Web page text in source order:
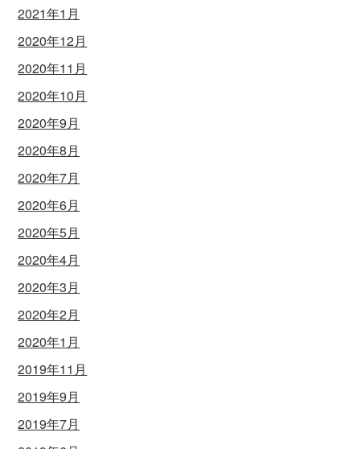
2021年1月
2020年12月
2020年11月
2020年10月
2020年9月
2020年8月
2020年7月
2020年6月
2020年5月
2020年4月
2020年3月
2020年2月
2020年1月
2019年11月
2019年9月
2019年7月